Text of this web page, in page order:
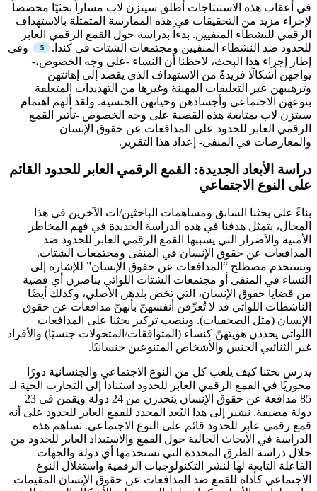
في أعقاب هذه الاستنتاجات أطلق سيتزن لاب مساراً بحثيًا مخصصاً
لإجراء مزيد من التحقيقات في هذه الممارسة المتمثلة بالاستهداف
الرقمي للنشطاء المنفيين. بدءاً بدراسة حول القمع الرقمي العابر
للحدود ضد النشطاء المنفيين ومجتمعات الشتات في كندا.
وفي
إطار إجراء هذا البحث، لاحظنا أن النساء -على وجه الخصوص،-
يواجهن أشكالًا فريدةً من الاستهداف الذي يقصد إلى إهانتهن
وترهيبهن عبر التعليقات المهينة وغيرها من التهديدات المتعلقة
بنوعهن الاجتماعي وأجسادهن وحياتهن الجنسية. ولقد ألهم اهتمام
سيتزن لاب بمتابعة هذه القضية على وجه الخصوص -تأثير القمع
الرقمي العابر للحدود على المدافعات عن حقوق الإنسان
والمعارضات في المنفى- إعداد هذا التقرير.
دراسة الأبعاد الجديدة: القمع الرقمي العابر للحدود القائم
على النوع الاجتماعي
بناءً على بحثنا السابق ومساهمات الباحثين/ات الآخرين في هذا
المجال، يتمثل هدفنا في هذه الدراسة الجديدة في فهم المخاطر
الأمنية والأضرار التي يسببها القمع الرقمي العابر للحدود ضد
المدافعات عن حقوق الإنسان في المنفى ومجتمعات الشتات.
ونستخدم مصطلح “المدافعات عن حقوق الإنسان” للإشارة إلى
النساء في المنفى أو مجتمعات الشتات اللواتي يناصرن أي قضية
من قضايا حقوق الإنسان، التي تخص بلدهن الأصلي، وكذلك أيضًا
الناشطات اللواتي قد لا تُعرِّفن أنفسهنّ بأنهنّ مدافعات عن حقوق
الإنسان (مثل الصحفيات). وينصب تركيز بحثنا على المدافعات
اللواتي يحددن هويتهنّ كنساء (المتوافقات/المتحولات جنسيًا) والأفراد
غير الثنائيي الجنس والأشخاص المتنوعين جنسانيًا.
يدرس بحثنا كيف يلعب كل من النوع الاجتماعي والجنسانية دورًا
محوريًا في القمع الرقمي العابر للحدود استناداً إلى التجارب الحية لـ
85 مدافعة عن حقوق الإنسان ينحدرن من 24 دولة ويقمن في 23
دولة مضيفة. نشير إلى هذا البُعد المحدد للقمع العابر للحدود على أنه
قمع رقمي عابر للحدود قائم على النوع الاجتماعي. تساهم هذه
الدراسة في الأبحاث الحالية حول القمع والاستبداد العابر للحدود من
خلال دراسة الطرق المحددة التي تستخدمها أي دولة والجهات
الفاعلة التابعة لها لنشر التكنولوجيات الرقمية واستغلال النوع
الاجتماعي كأداة للقمع ضد المدافعات عن حقوق الإنسان المقيمات